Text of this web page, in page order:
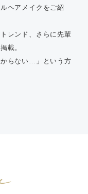
ヘアメイクをご紹
レンド、さらに先輩
載。
からない…」という方